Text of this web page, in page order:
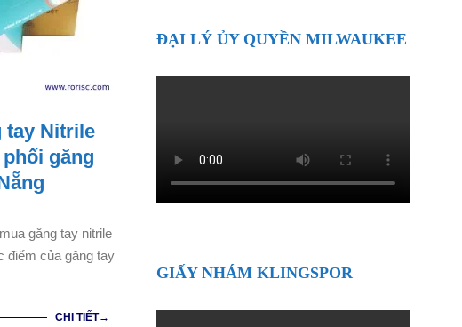
tay Nitrile
găng
găng tay nitrile
điểm của găng tay
CHI TIẾT→
ĐẠI LÝ ỦY QUYỀN MILWAUKEE
GIẤY NHÁM KLINGSPOR